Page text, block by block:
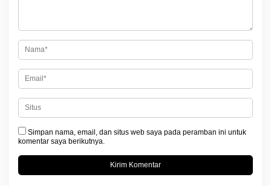
s
Simpan nama, email, dan situs web saya pada peramban ini untuk
komentar saya berikutnya.